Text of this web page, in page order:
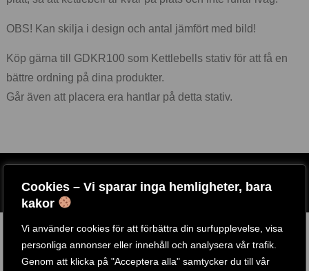
Cookies – Vi sparar inga hemligheter, bara
kakor
Vi använder cookies för att förbättra din surfupplevelse, visa
personliga annonser eller innehåll och analysera vår trafik.
Genom att klicka på "Acceptera alla" samtycker du till vår
OBS! Kan skilja i design och antal jämfört med bild!
Köp gärna till GDKR100 som Kettlebells stativ för att få en
bättre ordning på dina produkter.
Går även att placera era hantlar på detta stativ.
ETIKETT: ARGOS FITNESS
RELATERADE PRODUKTER